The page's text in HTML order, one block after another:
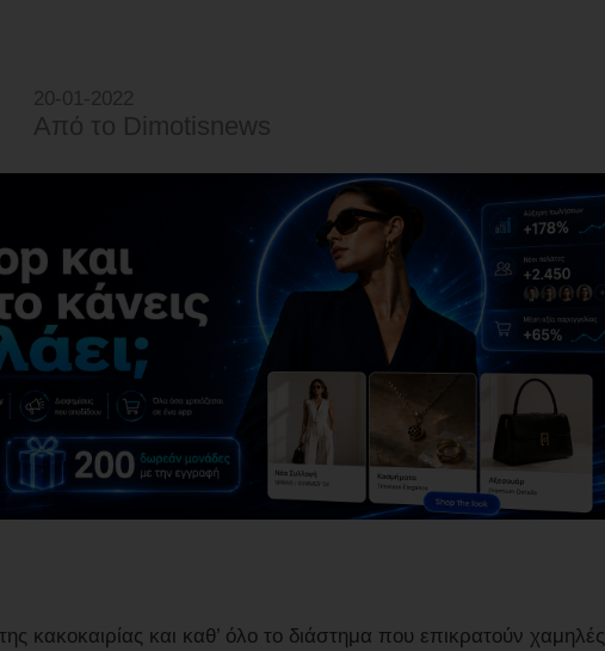
20-01-2022
Από τo Dimotisnews
κακοκαιρίας και καθ’ όλο το διάστημα που επικρατούν χαμηλές